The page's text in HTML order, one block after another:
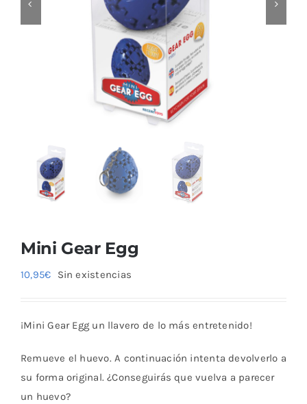
Blog
Mini Gear Egg
10,95€ Sin existencias
¡Mini Gear Egg un llavero de lo más entretenido!
Remueve el huevo. A continuación intenta devolverlo a
su forma original. ¿Conseguirás que vuelva a parecer
un huevo?